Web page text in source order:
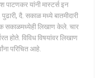
पाटणकर यांनी मास्टर्स इन
दै. सकाळ मध्ये बातमीदारी
सकाळमध्येही लिखाण केले. चार
होते. विविध विषयांवर लिखाण
परिचित आहे.